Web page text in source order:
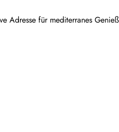
Adresse für mediterranes